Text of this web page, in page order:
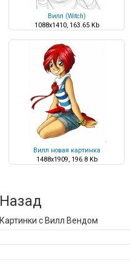
Вилл (Witch)
1088x1410, 163.65 Kb
Вилл новая картинка
1488x1909, 196.8 Kb
Назад
Картинки с Вилл Вендом